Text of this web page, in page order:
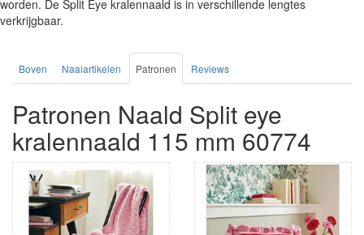
worden. De Split Eye kralennaald is in verschillende lengtes
verkrijgbaar.
Boven Naaiartikelen Patronen Reviews
Patronen Naald Split eye
kralennaald 115 mm 60774